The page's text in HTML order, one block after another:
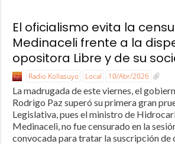
El oficialismo evita la
Medinaceli frente a la
opositora Libre y de su
Radio Kollasuyo Local 10/Abr/2026
La madrugada de este viernes, el
Rodrigo Paz superó su primera gran
Legislativa, pues el ministro de
Medinaceli, no fue censurado en la
convocada para tratar la suscripción de